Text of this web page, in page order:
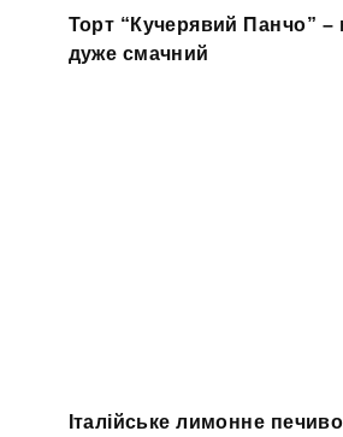
Торт “Кучерявий Панчо” –
дуже смачний
Італійське лимонне